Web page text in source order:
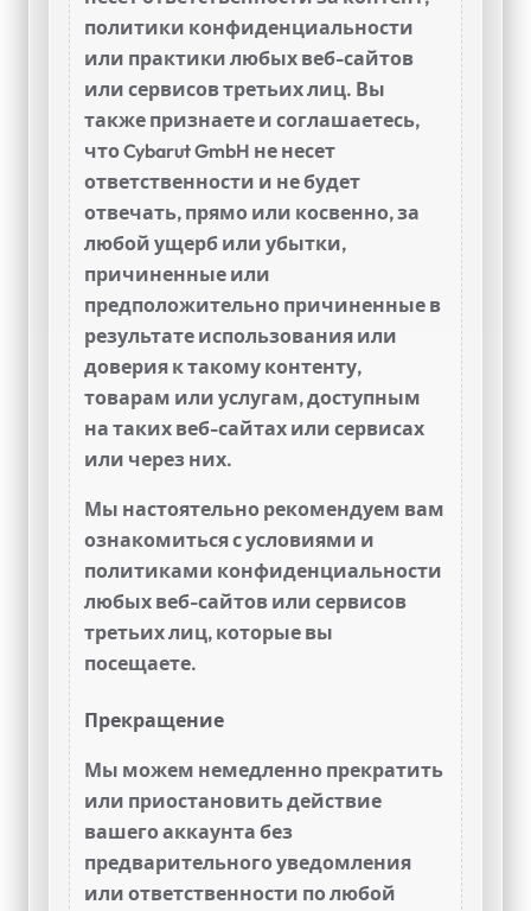
политики конфиденциальности
или практики любых веб-сайтов
или сервисов третьих лиц. Вы
также признаете и соглашаетесь,
что Cybarut GmbH не несет
ответственности и не будет
отвечать, прямо или косвенно, за
любой ущерб или убытки,
причиненные или
предположительно причиненные в
результате использования или
доверия к такому контенту,
товарам или услугам, доступным
на таких веб-сайтах или сервисах
или через них.
Мы настоятельно рекомендуем вам
ознакомиться с условиями и
политиками конфиденциальности
любых веб-сайтов или сервисов
третьих лиц, которые вы
посещаете.
Прекращение
Мы можем немедленно прекратить
или приостановить действие
вашего аккаунта без
предварительного уведомления
или ответственности по любой